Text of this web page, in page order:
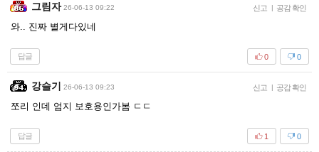
그림자 26-06-13 09:22 신고 | 공감 확인
와.. 진짜 별게다있네
답글 0
0
강슬기 26-06-13 09:23 신고 | 공감 확인
쪼리 인데 엄지 보호용인가봄 ㄷㄷ
답글 0
1